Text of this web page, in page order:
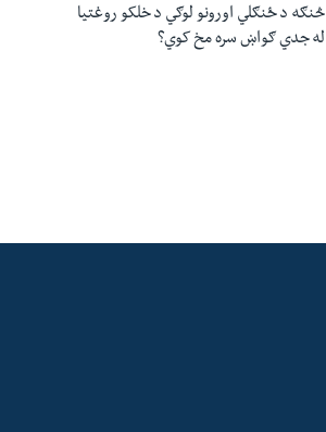
څنګه د ځنګلي اورونو لوګي د خلکو روغتیا
له جدي ګواښ سره مخ کوي؟